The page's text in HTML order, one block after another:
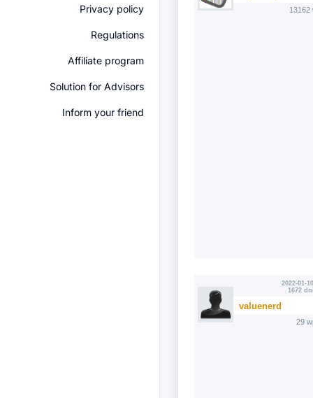
Privacy policy
Regulations
Affiliate program
Solution for Advisors
Inform your friend
13162
2022-01-
1672
valuenerd
29